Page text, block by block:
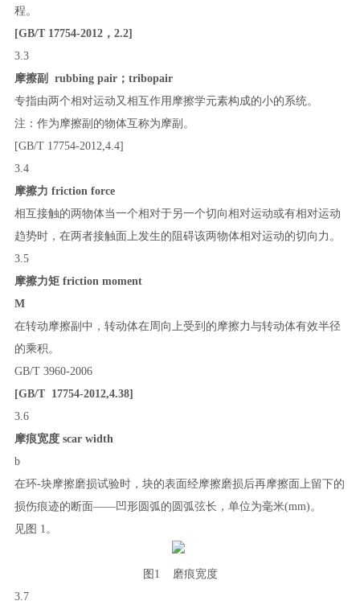
程。
[GB/T 17754-2012， 2.2]
3.3
摩擦副
rubbing pair； tribopair
专指由两个相对运动又相互作用摩擦学元素构成的小的系统。
注：作为摩擦副的物体互称为摩副。
[GB/T 17754-2012 4.4]
3.4
摩擦力 friction force
相互接触的两物体当一个相对于另一个切向相对运动或有相对运动
趋势时，在两者接触面上发生的阻碍该两物体相对运动的切向力。
3.5
摩擦力矩friction moment
M
在转动摩擦副中，转动体在周向上受到的摩擦力与转动体有效半径
的乘积。
GB/T 3960-2006
[GB/T 17754-2012,4.38]
3.6
摩痕宽度scar width
b
在环-块摩擦磨损试验时，块的表面经摩擦磨损后再摩擦面上留下的
损伤痕迹的断面——凹形圆弧的圆弧弦长，单位为毫米(mm) 。
见图 1 。
图 1 磨痕宽度
3.7